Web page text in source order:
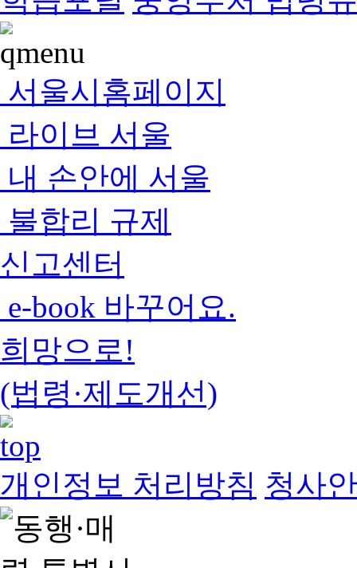
서울시홈페이지
라이브 서울
내 손안에 서울
불합리 규제
신고센터
e-book 바꾸어요.
희망으로!
(법령·제도개선)
개인정보 처리방침 청사